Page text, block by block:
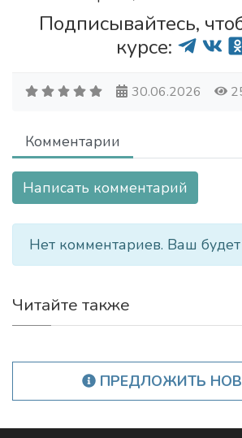
Подписывайтесь,
курсе:
30.06.2026
Комментарии
Написать комментарий
Нет комментариев. Ваш
Читайте также
ПРЕДЛОЖИТЬ